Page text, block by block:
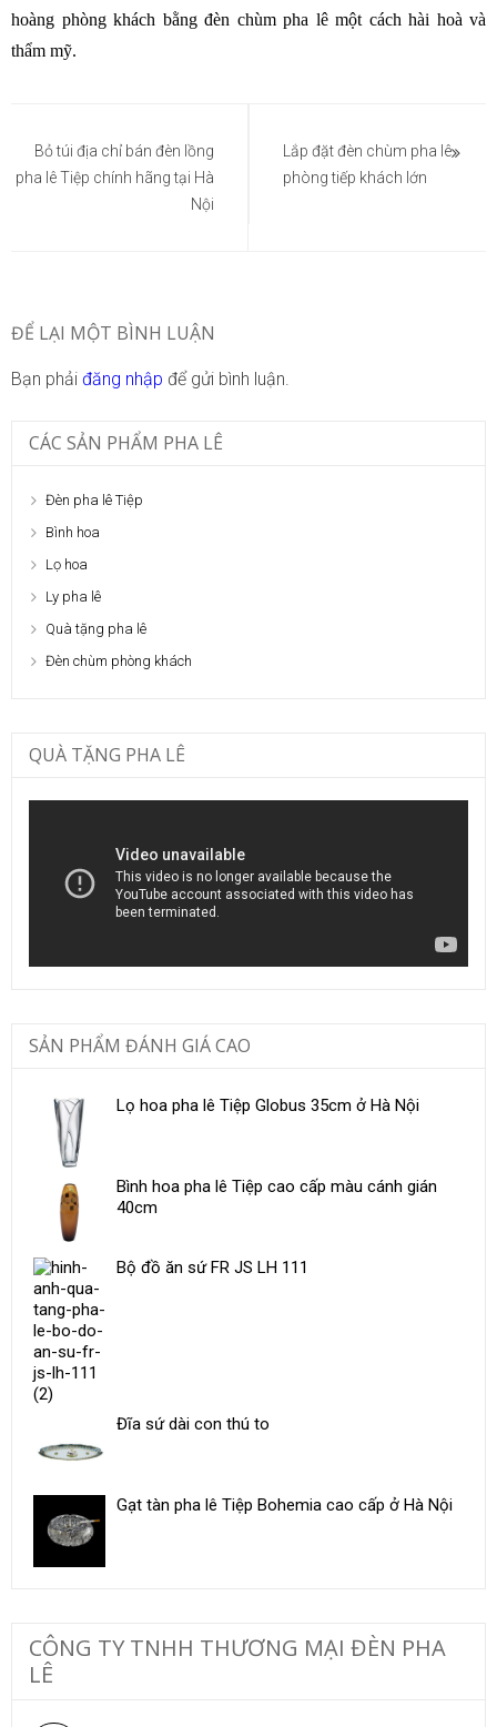
hoàng phòng khách bằng đèn chùm pha lê một cách hài hoà và
thẩm mỹ.
hướng
bài
Bỏ túi địa chỉ bán đèn lồng
pha lê Tiệp chính hãng tại Hà
Nội
Lắp đặt đèn chùm pha lê
phòng tiếp khách lớn
ĐỂ LẠI MỘT BÌNH LUẬN
Bạn phải đăng nhập để gửi bình luận.
CÁC SẢN PHẨM PHA LÊ
Đèn pha lê Tiệp
Bình hoa
Lọ hoa
Ly pha lê
Quà tặng pha lê
Đèn chùm phòng khách
QUÀ TẶNG PHA LÊ
SẢN PHẨM ĐÁNH GIÁ CAO
Lọ hoa pha lê Tiệp Globus 35cm ở Hà Nội
Bình hoa pha lê Tiệp cao cấp màu cánh gián
40cm
Bộ đồ ăn sứ ​FR JS LH 111
Đĩa sứ dài con thú to
Gạt tàn pha lê Tiệp Bohemia cao cấp ở Hà Nội
CÔNG TY TNHH THƯƠNG MẠI ĐÈN PHA
LÊ